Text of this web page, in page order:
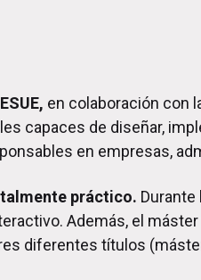
en colaboración con
capaces de diseñar,
en empresas,
práctico. Durante
Además, el máster
diferentes títulos